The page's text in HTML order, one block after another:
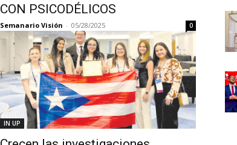
CON PSICODÉLICOS
Semanario Visión - 05/28/2025 0
IN UP